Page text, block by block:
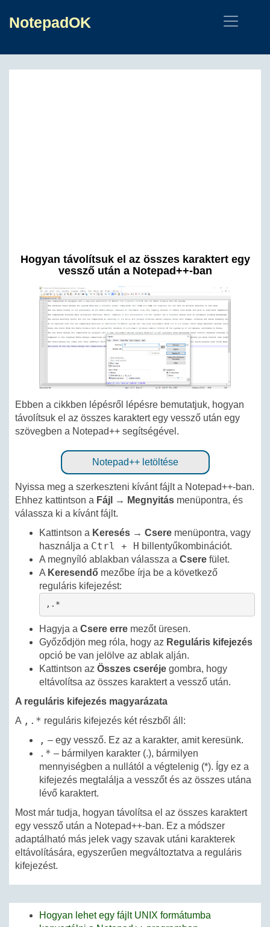
NotepadOK
Hogyan távolítsuk el az összes karaktert egy
vessző után a Notepad++-ban
Ebben a cikkben lépésről lépésre bemutatjuk, hogyan
távolítsuk el az összes karaktert egy vessző után egy
szövegben a Notepad++ segítségével.
Notepad++ letöltése
Nyissa meg a szerkeszteni kívánt fájlt a Notepad++-ban.
Ehhez kattintson a Fájl → Megnyitás menüpontra, és
válassza ki a kívánt fájlt.
Kattintson a Keresés → Csere menüpontra, vagy
használja a Ctrl + H billentyűkombinációt.
A megnyíló ablakban válassza a Csere fület.
A Keresendő mezőbe írja be a következő
reguláris kifejezést:
,.*
Hagyja a Csere erre mezőt üresen.
Győződjön meg róla, hogy az Reguláris kifejezés
opció be van jelölve az ablak alján.
Kattintson az Összes cseréje gombra, hogy
eltávolítsa az összes karaktert a vessző után.
A reguláris kifejezés magyarázata
A ,.* reguláris kifejezés két részből áll:
, – egy vessző. Ez az a karakter, amit keresünk.
.* – bármilyen karakter (.), bármilyen
mennyiségben a nullától a végtelenig (*). Így ez a
kifejezés megtalálja a vesszőt és az összes utána
lévő karaktert.
Most már tudja, hogyan távolítsa el az összes karaktert
egy vessző után a Notepad++-ban. Ez a módszer
adaptálható más jelek vagy szavak utáni karakterek
eltávolítására, egyszerűen megváltoztatva a reguláris
kifejezést.
Hogyan lehet egy fájlt UNIX formátumba